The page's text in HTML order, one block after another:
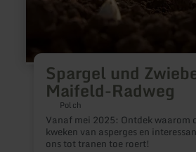
Spargel und
Maifeld-Radweg
Polch
Vanaf mei 2025: Ontdek waarom de Maifeld perfect is voor het
kweken van asperges en
ons tot tranen toe roert!